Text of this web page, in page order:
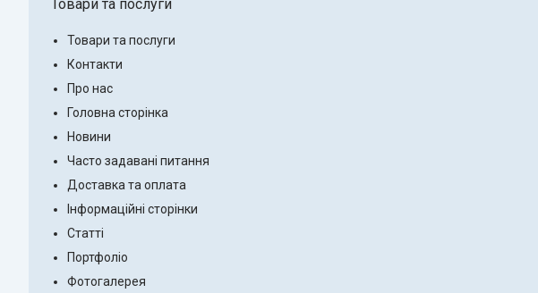
Товари та послуги
Товари та послуги
Контакти
Про нас
Головна сторінка
Новини
Часто задавані питання
Доставка та оплата
Інформаційні сторінки
Статті
Портфоліо
Фотогалерея